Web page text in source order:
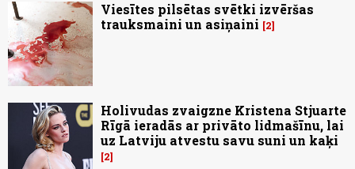
Viesītes pilsētas svētki izvēršas
trauksmaini un asiņaini
2
Holivudas zvaigzne Kristena Stjuarte
Rīgā ieradās ar privāto lidmašīnu, lai
uz Latviju atvestu savu suni un kaķi
2